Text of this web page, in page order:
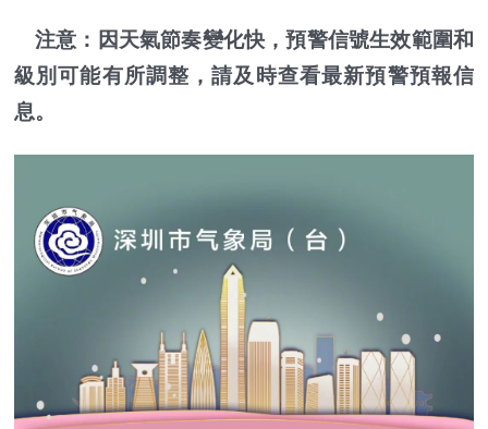
注意：因天氣節奏變化快，預警信號生效範圍和
級別可能有所調整，請及時查看最新預警預報信
息。